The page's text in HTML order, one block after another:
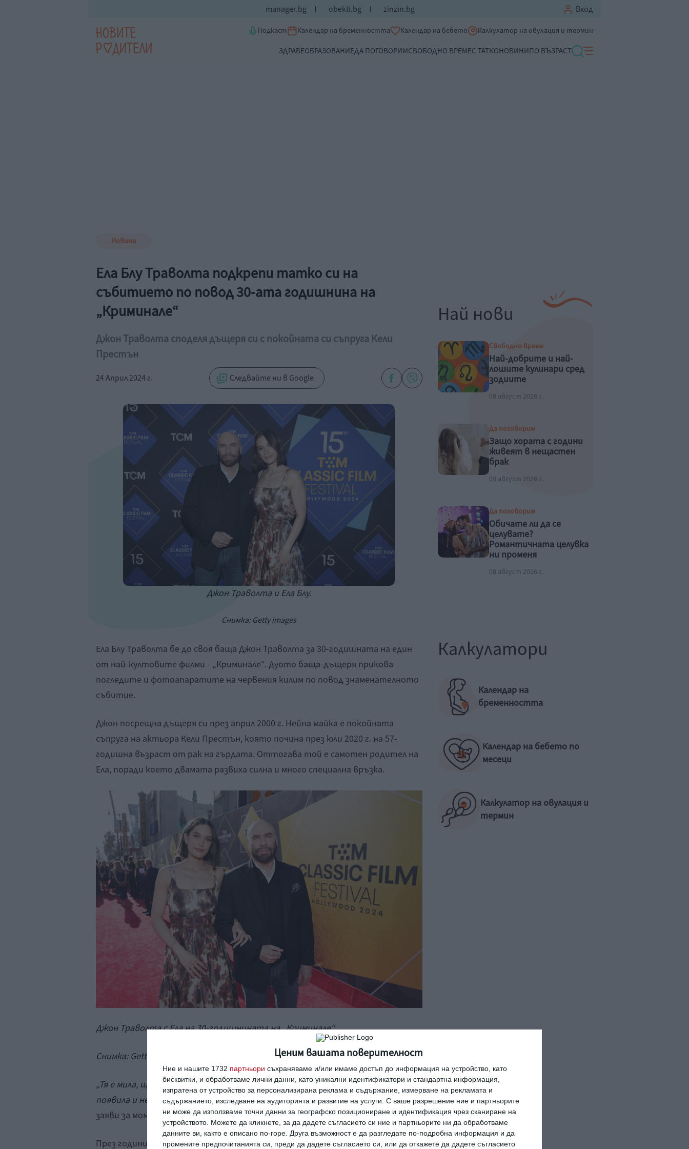
Ценим вашата поверителност
Ние и нашите 1732 партньори съхраняваме и/или имаме достъп до информация на устройство, като
бисквитки, и обработваме лични данни, като уникални идентификатори и стандартна информация,
изпратена от устройство за персонализирана реклама и съдържание, измерване на рекламата и
съдържанието, изследване на аудиторията и развитие на услуги. С ваше разрешение ние и партньорите
ни може да използваме точни данни за географско позициониране и идентификация чрез сканиране на
устройството. Можете да кликнете, за да дадете съгласието си ние и партньорите ни да обработваме
данните ви, както е описано по-горе. Друга възможност е да разгледате по-подробна информация и да
промените предпочитанията си, преди да дадете съгласието си, или да откажете да дадете съгласието
manager.bg obekti.bg zinzin.bg Вход
Подкаст Календар на бременността Календар на бебето Калкулатор на овулация и термин
ЗДРАВЕОБРАЗОВАНИЕДА ПОГОВОРИМСВОБОДНО ВРЕМЕС ТАТКОНОВИНИПО ВЪЗРАСТ
Новини
Ела Блу Траволта подкрепи татко си на
събитието по повод 30-ата годишнина на
„Криминале“
Джон Траволта споделя дъщеря си с покойната си съпруга Кели
Престън
24 Април 2024 г. Следвайте ни в Google
Джон Траволта и Ела Блу.
Снимка:Gettyimages
Ела Блу Траволта бе до своя баща Джон Траволта за 30-годишната на един
от най-култовите филми - „Криминале“. Дуото баща-дъщеря прикова
погледите и фотоапаратите на червения килим по повод знаменателното
събитие.
Джон посрещна дъщеря си през април 2000 г. Нейна майка е покойната
съпруга на актьора Кели Престън, която почина през юли 2020 г. на 57-
годишна възраст от рак на гърдата. Оттогава той е самотен родител на
Ела, поради което двамата развиха силна и много специална връзка.
Джон Траволта с Ела на 30-годишнината на„Криминале“.
Снимка: Getty
„Тя е мила, щедра, уравновесена, грациозна и великолепна. Не знам как се е
появила и не си приписвам никакви заслуги, освен че просто я обожавам“,
заяви за момичето си Траволта предPeopleпрез 2019 г.
През годините двамата се обединиха в работата си по различни проекти,
Най нови
Свободно време
Най-добрите и най-
лошите кулинари сред
зодиите
08 август 2026 г.
Да поговорим
Защо хората с години
живеят в нещастен
брак
08 август 2026 г.
Да поговорим
Обичате ли да се
целувате?
Романтичната целувка
ни променя
08 август 2026 г.
Калкулатори
Календар на
бременността
Календар на бебето по
месеци
Калкулатор на овулация и
термин